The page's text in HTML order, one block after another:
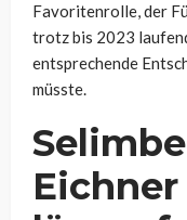
Favoritenrolle, der
trotz bis 2023
entsprechende
müsste.